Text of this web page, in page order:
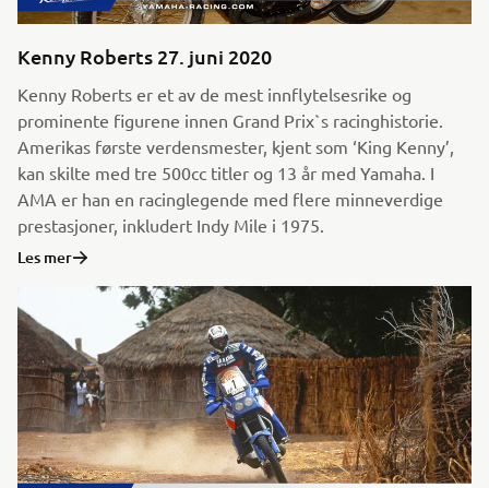
Kenny Roberts 27. juni 2020
Kenny Roberts er et av de mest innflytelsesrike og
prominente figurene innen Grand Prix`s racinghistorie.
Amerikas første verdensmester, kjent som ‘King Kenny’,
kan skilte med tre 500cc titler og 13 år med Yamaha. I
AMA er han en racinglegende med flere minneverdige
prestasjoner, inkludert Indy Mile i 1975.
Les mer